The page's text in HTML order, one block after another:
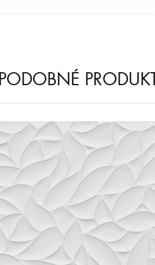
PODOBNÉ